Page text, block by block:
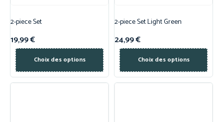
2-piece Set
19,99€
Choix des options
2-piece Set Light Green
24,99€
Choix des options